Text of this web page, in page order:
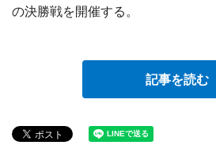
の決勝戦を開催する。
記事を読む